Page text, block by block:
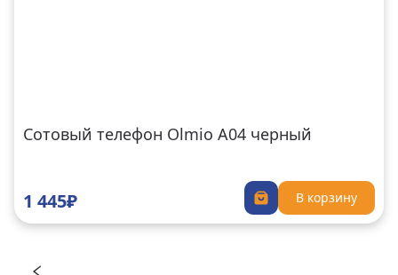
Сотовый телефон Olmio A04 черный
1 445₽ В корзину